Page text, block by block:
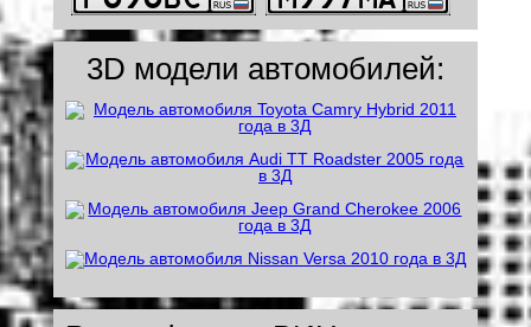
3D модели автомобилей: